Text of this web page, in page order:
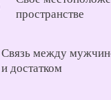
пространстве
Связь между
и достатком